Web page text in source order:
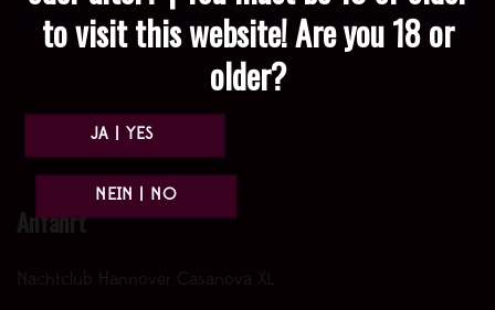
to visit this website! Are you 18 or
older?
Anfahrt
Nachtclub Hannover Casanova XL